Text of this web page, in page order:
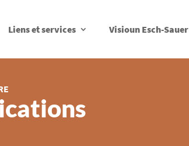
Liens et services Visioun Esch-Sauer